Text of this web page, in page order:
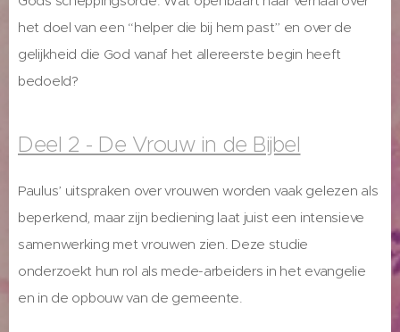
het doel van een “helper die bij hem past” en over de
gelijkheid die God vanaf het allereerste begin heeft
bedoeld?
Deel 2 - De Vrouw in de Bijbel
Paulus’ uitspraken over vrouwen worden vaak gelezen als
beperkend, maar zijn bediening laat juist een intensieve
samenwerking met vrouwen zien. Deze studie
onderzoekt hun rol als mede-arbeiders in het evangelie
en in de opbouw van de gemeente.